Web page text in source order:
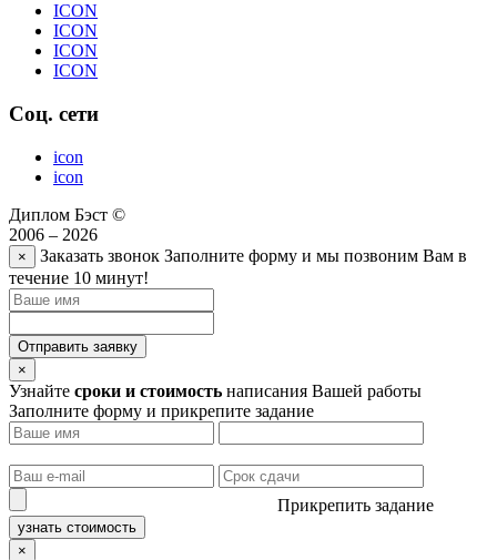
ICON
ICON
ICON
ICON
Соц. сети
icon
icon
Диплом Бэст ©
2006 – 2026
× Заказать звонок Заполните форму и мы позвоним Вам в
течение 10 минут!
Отправить заявку
×
Узнайте сроки и стоимость написания Вашей работы
Заполните форму и прикрепите задание
Прикрепить задание
узнать стоимость
×